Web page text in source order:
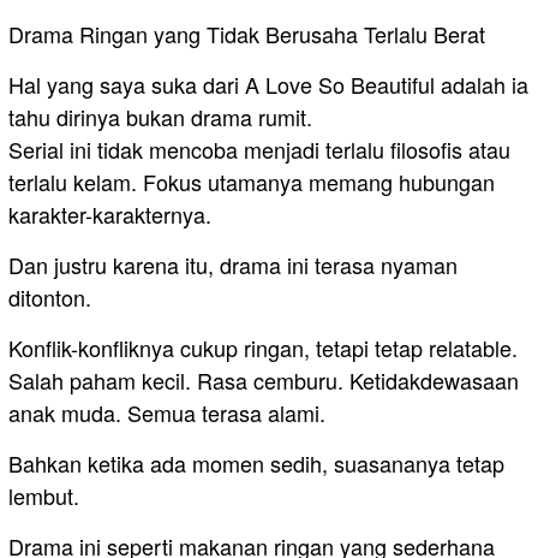
Drama Ringan yang Tidak Berusaha Terlalu Berat
Hal yang saya suka dari A Love So Beautiful adalah ia
tahu dirinya bukan drama rumit.
Serial ini tidak mencoba menjadi terlalu filosofis atau
terlalu kelam. Fokus utamanya memang hubungan
karakter-karakternya.
Dan justru karena itu, drama ini terasa nyaman
ditonton.
Konflik-konfliknya cukup ringan, tetapi tetap relatable.
Salah paham kecil. Rasa cemburu. Ketidakdewasaan
anak muda. Semua terasa alami.
Bahkan ketika ada momen sedih, suasananya tetap
lembut.
Drama ini seperti makanan ringan yang sederhana